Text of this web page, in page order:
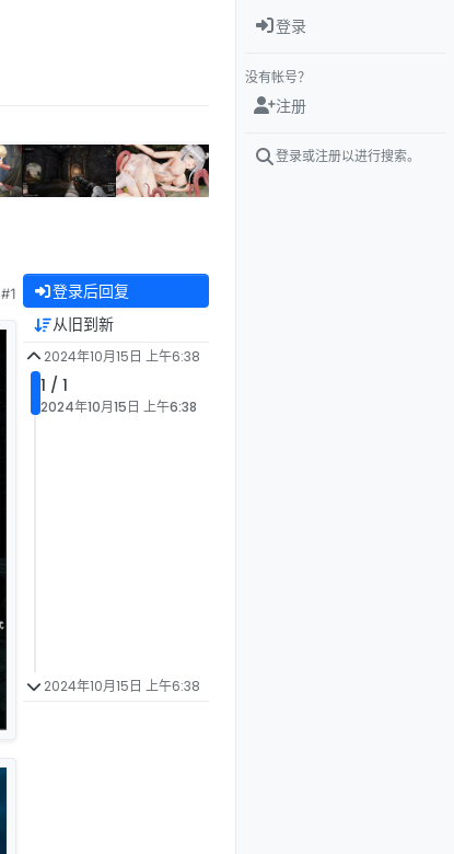
#1 登录后回复
从旧到新
2024年10月15日 上午6:38
1 / 1
2024年10月15日 上午6:38
2024年10月15日 上午6:38
登录
没有帐号？
注册
登录或注册以进行搜索。